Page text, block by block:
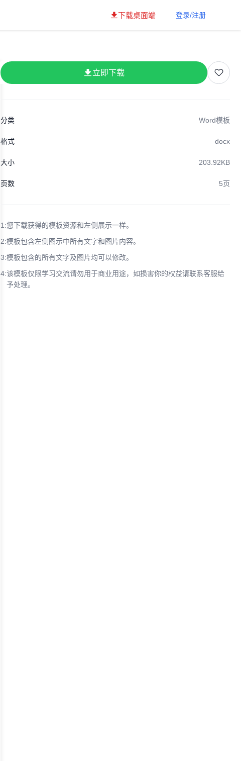
下载桌面端 登录/注册
立即下载
分类 Word模板
格式 docx
大小 203.92KB
页数 5页
1:您下载获得的模板资源和左侧展示一样。
2:模板包含左侧图示中所有文字和图片内容。
3:模板包含的所有文字及图片均可以修改。
4:该模板仅限学习交流请勿用于商业用途，如损害你的权益请联系客服给
予处理。